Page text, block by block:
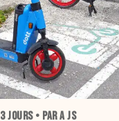
3 JOURS• PAR A JS